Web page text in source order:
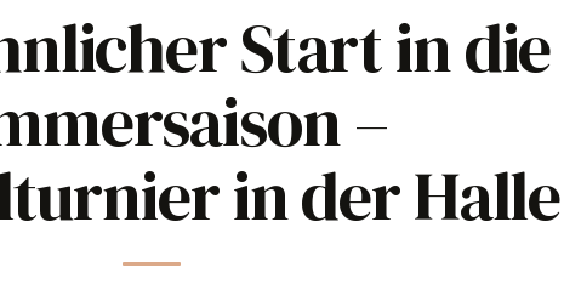
Start in die
–
in der Halle